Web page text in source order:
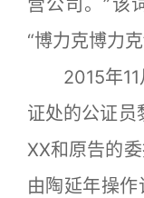
营公司。”该
“博力克博力克
2015年11
证处的公证员
XX和原告的
由陶延年操